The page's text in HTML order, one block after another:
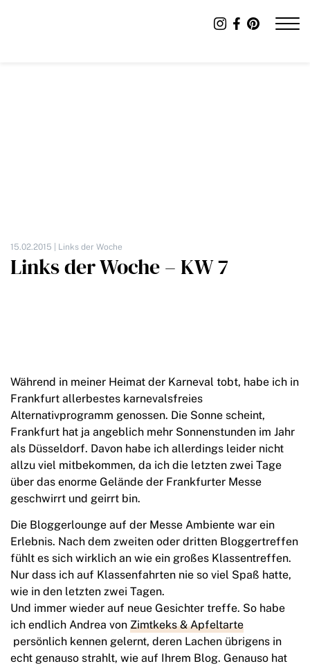
15.02.2015 | Links der Woche
Links der Woche – KW 7
Während in meiner Heimat der Karneval tobt, habe ich in
Frankfurt allerbestes karnevalsfreies
Alternativprogramm genossen. Die Sonne scheint,
Frankfurt hat ja angeblich mehr Sonnenstunden im Jahr
als Düsseldorf. Davon habe ich allerdings leider nicht
allzu viel mitbekommen, da ich die letzten zwei Tage
über das enorme Gelände der Frankfurter Messe
geschwirrt und geirrt bin.
Die Bloggerlounge auf der Messe Ambiente war ein
Erlebnis. Nach dem zweiten oder dritten Bloggertreffen
fühlt es sich wirklich an wie ein großes Klassentreffen.
Nur dass ich auf Klassenfahrten nie so viel Spaß hatte,
wie in den letzten zwei Tagen.
Und immer wieder auf neue Gesichter treffe. So habe
ich endlich Andrea von Zimtkeks & Apfeltarte
persönlich kennen gelernt, deren Lachen übrigens in
echt genauso strahlt, wie auf Ihrem Blog. Genauso hat